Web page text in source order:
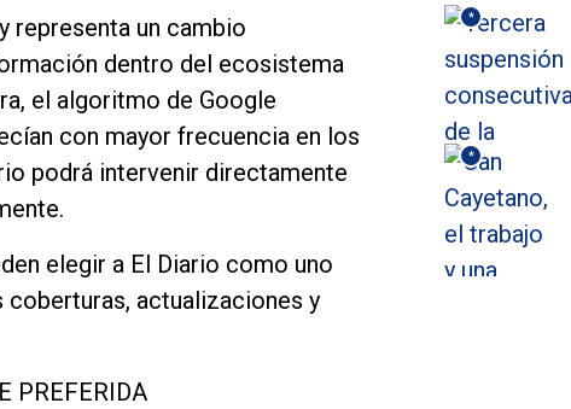
representa un cambio
dentro del ecosistema
el algoritmo de Google
con mayor frecuencia en los
podrá intervenir directamente
elegir a El Diario como uno
actualizaciones y
PREFERIDA
*
*